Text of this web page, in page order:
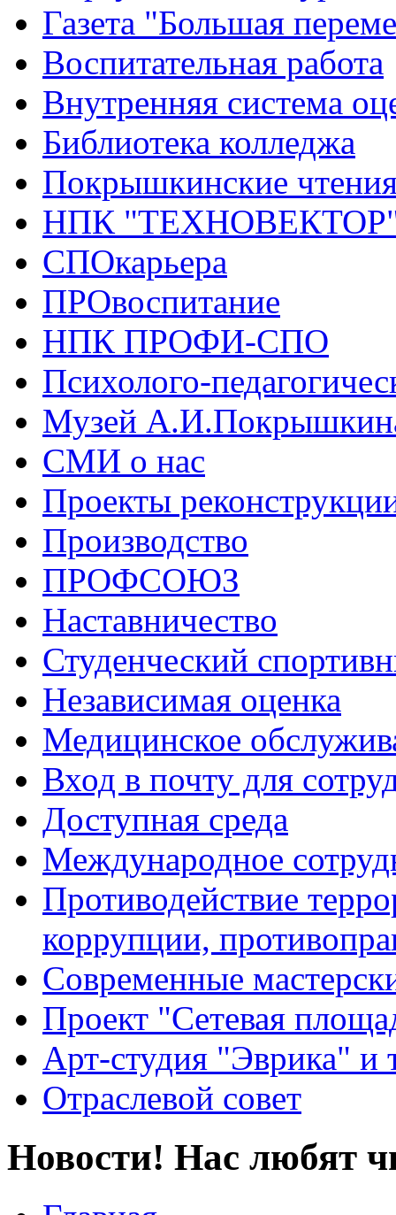
Газета "Большая
Воспитательная работа
Внутренняя система
Библиотека колледжа
Покрышкинские
НПК
СПОкарьера
ПРОвоспитание
НПК ПРОФИ-СПО
Психолого-
Музей
СМИ о нас
Проекты
Производство
ПРОФСОЮЗ
Наставничество
Студенческий
Независимая оценка
Медицинское
Вход в почту для
Доступная среда
Международное
Противодействие
коррупции,
Современные
Проект "Сетевая
Арт-студия "Эврика" и
Отраслевой совет
Новости! Нас любят